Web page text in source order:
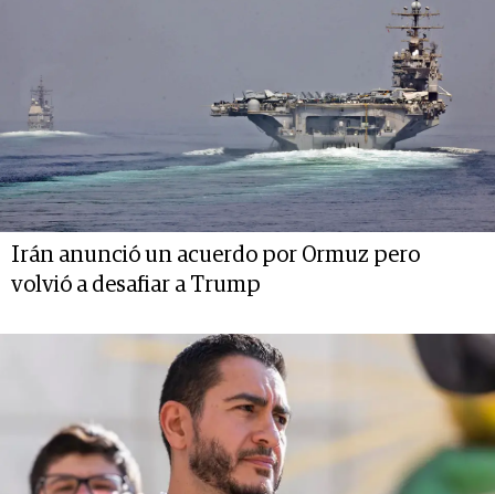
Irán anunció un acuerdo por Ormuz pero
volvió a desafiar a Trump